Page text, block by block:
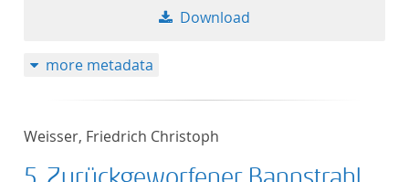
Download
more metadata
Weisser, Friedrich Christoph